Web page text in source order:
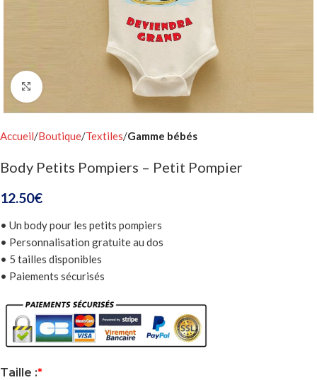
Click to enlarge
Accueil Boutique Textiles Gamme bébés
Body Petits Pompiers – Petit Pompier
12.50€
• Un body pour les petits pompiers
• Personnalisation gratuite au dos
• 5 tailles disponibles
• Paiements sécurisés
*
Taille :